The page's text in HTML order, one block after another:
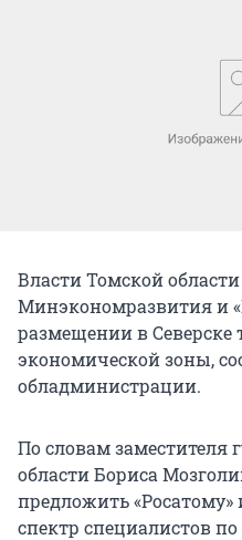
Власти Томской
Минэкономразвития и
размещении в Северске
экономической зоны,
обладминистрации.
По словам заместителя
области Бориса
предложить
спектр специалистов